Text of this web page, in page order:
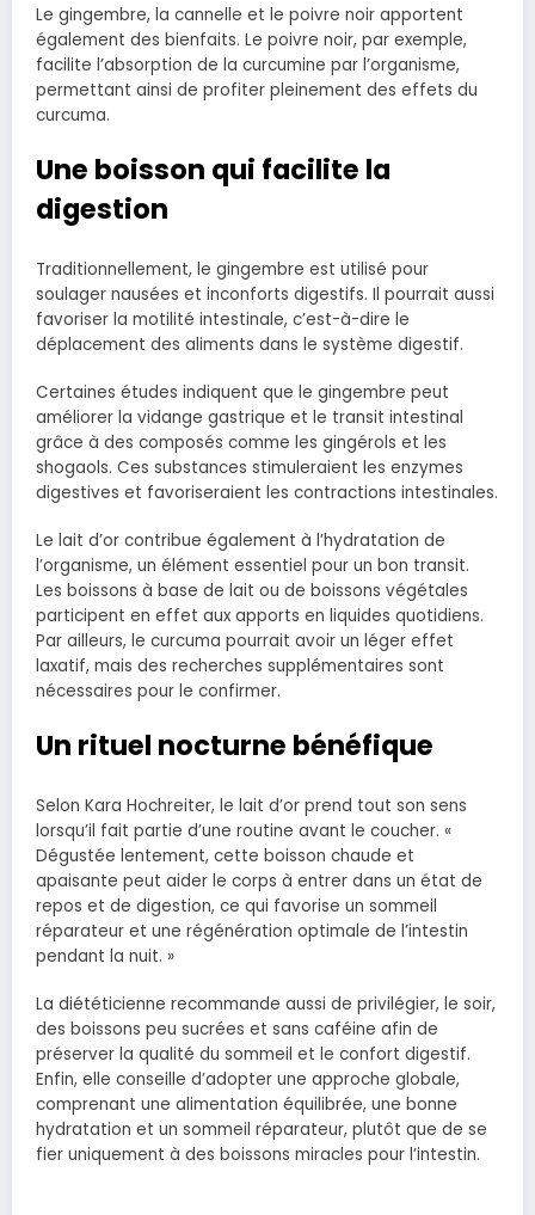
Le gingembre, la cannelle et le poivre noir apportent
également des bienfaits. Le poivre noir, par exemple,
facilite l’absorption de la curcumine par l’organisme,
permettant ainsi de profiter pleinement des effets du
curcuma.
Une boisson qui facilite la
digestion
Traditionnellement, le gingembre est utilisé pour
soulager nausées et inconforts digestifs. Il pourrait aussi
favoriser la motilité intestinale, c’est-à-dire le
déplacement des aliments dans le système digestif.
Certaines études indiquent que le gingembre peut
améliorer la vidange gastrique et le transit intestinal
grâce à des composés comme les gingérols et les
shogaols. Ces substances stimuleraient les enzymes
digestives et favoriseraient les contractions intestinales.
Le lait d’or contribue également à l’hydratation de
l’organisme, un élément essentiel pour un bon transit.
Les boissons à base de lait ou de boissons végétales
participent en effet aux apports en liquides quotidiens.
Par ailleurs, le curcuma pourrait avoir un léger effet
laxatif, mais des recherches supplémentaires sont
nécessaires pour le confirmer.
Un rituel nocturne bénéfique
Selon Kara Hochreiter, le lait d’or prend tout son sens
lorsqu’il fait partie d’une routine avant le coucher. «
Dégustée lentement, cette boisson chaude et
apaisante peut aider le corps à entrer dans un état de
repos et de digestion, ce qui favorise un sommeil
réparateur et une régénération optimale de l’intestin
pendant la nuit. »
La diététicienne recommande aussi de privilégier, le soir,
des boissons peu sucrées et sans caféine afin de
préserver la qualité du sommeil et le confort digestif.
Enfin, elle conseille d’adopter une approche globale,
comprenant une alimentation équilibrée, une bonne
hydratation et un sommeil réparateur, plutôt que de se
fier uniquement à des boissons miracles pour l’intestin.